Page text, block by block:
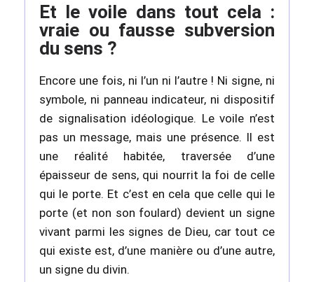
Et le voile dans tout cela :
vraie ou fausse subversion
du sens ?
Encore une fois, ni l’un ni l’autre ! Ni signe, ni
symbole, ni panneau indicateur, ni dispositif
de signalisation idéologique. Le voile n’est
pas un message, mais une présence. Il est
une réalité habitée, traversée d’une
épaisseur de sens, qui nourrit la foi de celle
qui le porte. Et c’est en cela que celle qui le
porte (et non son foulard) devient un signe
vivant parmi les signes de Dieu, car tout ce
qui existe est, d’une manière ou d’une autre,
un signe du divin.